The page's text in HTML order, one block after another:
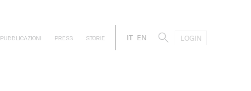
PUBBLICAZIONI PRESS STORIE IT EN LOGIN